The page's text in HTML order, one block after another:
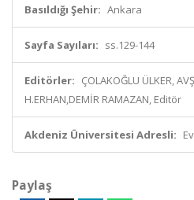
Basıldığı Şehir: Ankara
Sayfa Sayıları: ss.129-144
Editörler: ÇOLAKOĞLU ÜLKER,
H.ERHAN,DEMİR RAMAZAN, Editör
Akdeniz Üniversitesi Adresli:
Paylaş